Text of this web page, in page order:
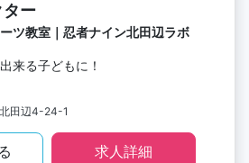
ー
ツ教室｜忍者ナイン北田辺ラボ
来る子どもに！
田辺4-24-1
求人詳細